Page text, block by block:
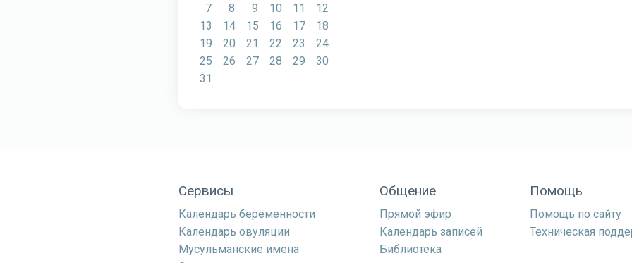
7
8 9 10 11
12
13
14 15 16 17
18
19
20 21 22 23
24
25
26 27 28 29
30
31
Сервисы
Календарь беременности
Календарь овуляции
Мусульманские имена
Общение
Прямой эфир
Календарь записей
Библиотека
Помощь
Помощь по сайту
Техническая